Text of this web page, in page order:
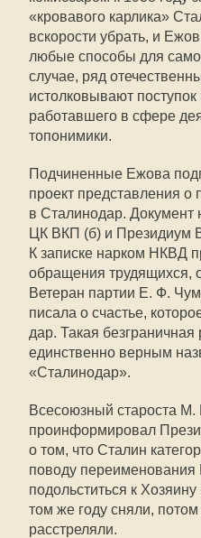
«кровавого карлика»
вскорости убрать, и
любые способы для
случае, ряд
истолковывают
работавшего в сфере
топонимики.
Подчиненные Ежова
проект представления
в Сталинодар.
ЦК ВКП (б) и Президиум
К записке нарком НКВД
обращения трудящихся,
Ветеран партии Е. Ф.
писала о счастье,
дар. Такая
единственно верным
«Сталинодар».
Всесоюзный староста М.
проинформировал
о том, что Сталин
поводу
подольститься к
том же году сняли,
расстреляли.